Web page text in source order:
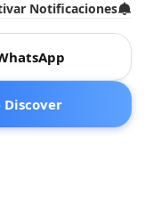
Notificaciones
Discover